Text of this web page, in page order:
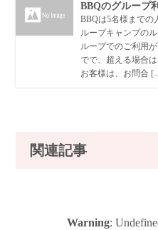
BBQのグループ
BBQは5名様までの
ループキャンプの
ループでのご利用
でで、超える場合
お客様は、お問合
関連記事
Warning: